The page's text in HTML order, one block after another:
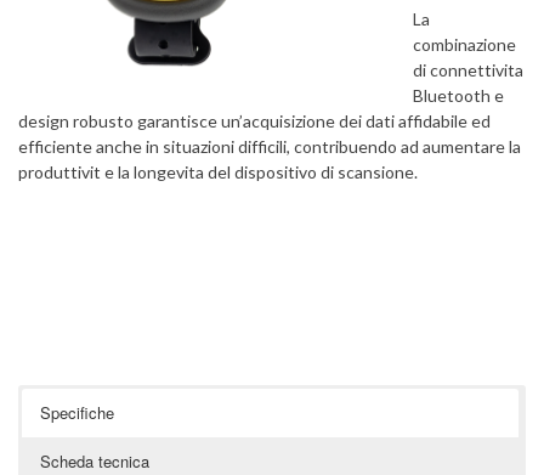
La
combinazione
di connettivita
Bluetooth e
design robusto garantisce un’acquisizione dei dati affidabile ed
efficiente anche in situazioni difficili, contribuendo ad aumentare la
produttivit e la longevita del dispositivo di scansione.
Specifiche
Scheda tecnica